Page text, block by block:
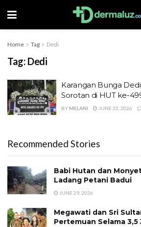
Home Tag Dedi
Tag: Dedi
Karangan Bunga
Sorotan di HUT ke-
BY MELANI JUNE 22, 2026
Recommended Stories
Babi Hutan dan
Ladang Petani Badui
JUNE 29, 2026
Megawati dan Sri
Pertemuan Selama 3,5